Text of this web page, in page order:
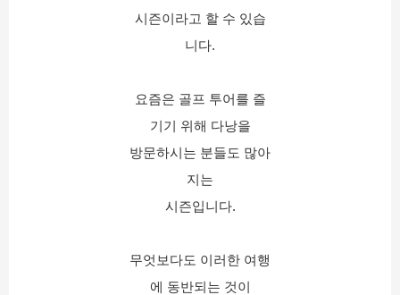
시즌이라고 할 수 있습
니다.
요즘은 골프 투어를 즐
기기 위해 다낭을
방문하시는 분들도 많아
지는
시즌입니다.
무엇보다도 이러한 여행
에 동반되는 것이